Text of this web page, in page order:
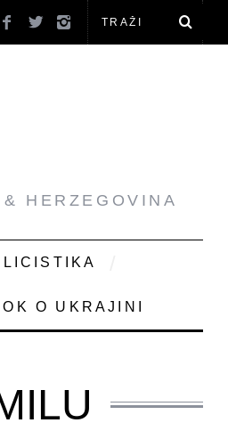
HERZEGOVINA
O UKRAJINI